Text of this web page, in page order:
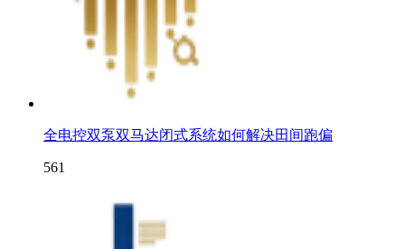
全电控双泵双马达闭式系统如何解决田间跑偏
561